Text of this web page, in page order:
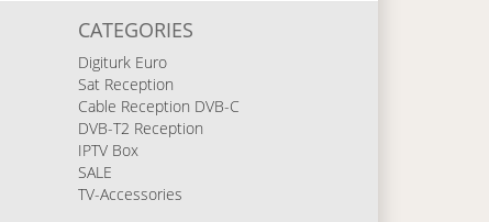
CATEGORIES
Digiturk Euro
Sat Reception
Cable Reception DVB-C
DVB-T2 Reception
IPTV Box
SALE
TV-Accessories